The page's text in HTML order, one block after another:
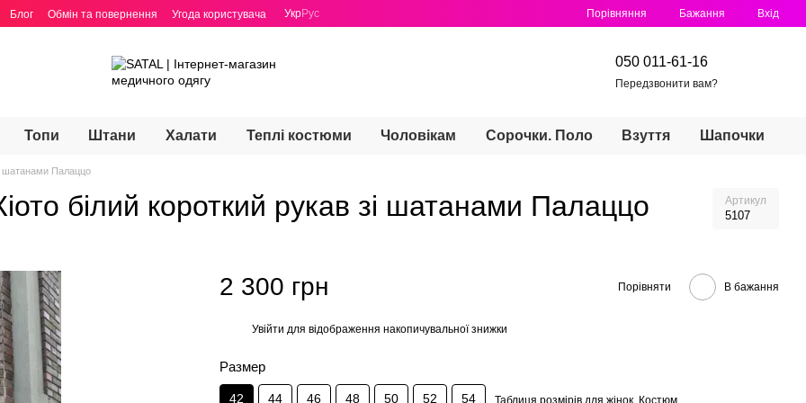
Блог Обмін та повернення Угода користувача УкрРус Порівняння Бажання Вхід
050 011-61-16
Передзвонити вам?
Топи Штани Халати Теплі костюми Чоловікам Сорочки. Поло Взуття Шапочки
шатанами Палаццо
білий короткий рукав зі шатанами Палаццо Артикул
5107
2 300 грн Порівняти В бажання
Увійти для відображення накопичувальної знижки
Размер
42 44 46 48 50 52 54 Таблиця розмірів для жінок. Костюм